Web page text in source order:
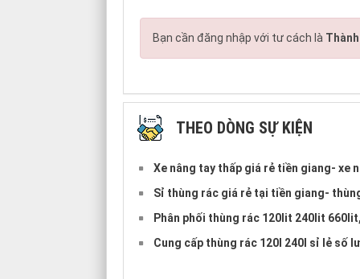
Bạn cần đăng nhập với tư cách là
THEO DÒNG SỰ KIỆN
Xe nâng tay thấp giá rẻ tiền giang- xe
Sỉ thùng rác giá rẻ tại tiền giang-
Phân phối thùng rác 120lit 240lit
Cung cấp thùng rác 120l 240l sỉ lẻ số